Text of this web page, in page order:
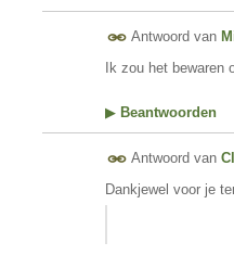
Antwoord van
Ik zou het
▶ Beantwoorden
Antwoord van
Dankjewel voor je